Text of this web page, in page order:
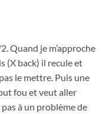
Quand je m’approche
(X back) il recule et
le mettre. Puis une
fou et veut aller
à un problème de